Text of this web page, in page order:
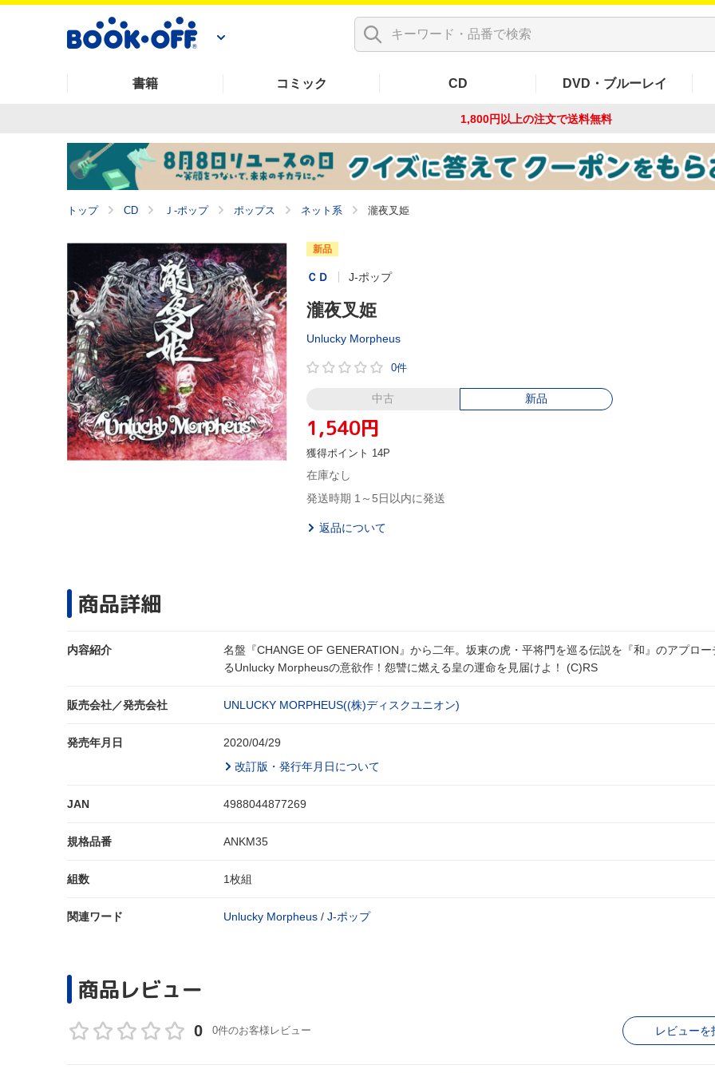
書籍 コミック CD DVD・ブルーレイ
1,800円以上の注文で送料無料
トップ CD Ｊ‐ポップ ポップス ネット系 瀧夜叉姫
新品
ＣＤ J-ポップ
瀧夜叉姫
Unlucky Morpheus
0件
中古 新品
1,540円
獲得ポイント 14P
在庫なし
発送時期 1～5日以内に発送
返品について
商品詳細
内容紹介
名盤『CHANGE OF GENERATION』から二年。坂東の虎・平将門を巡る伝説を『和』のアプロー
るUnlucky Morpheusの意欲作！怨讐に燃える皇の運命を見届けよ！ (C)RS
販売会社／発売会社 UNLUCKY MORPHEUS((株)ディスクユニオン)
発売年月日
2020/04/29
改訂版・発行年月日について
JAN 4988044877269
規格品番 ANKM35
組数 1枚組
関連ワード Unlucky Morpheus / J‐ポップ
商品レビュー
0 0件のお客様レビュー レビューを